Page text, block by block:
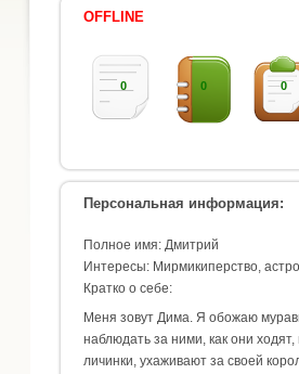
OFFLINE
0 0 0
Персональная информация:
Полное имя: Дмитрий
Интересы: Мирмикиперство,
Кратко о себе:
Меня зовут Дима. Я обожаю
наблюдать за ними, как они
личинки, ухаживают за своей